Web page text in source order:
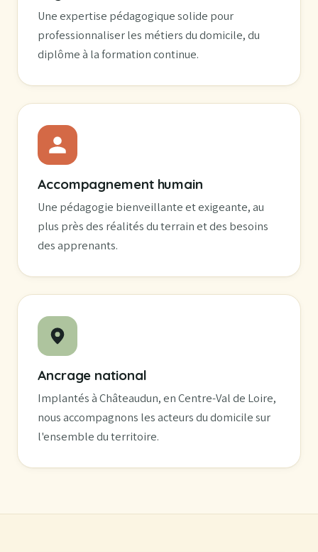
Une expertise pédagogique solide pour
professionnaliser les métiers du domicile, du
diplôme à la formation continue.
Accompagnement humain
Une pédagogie bienveillante et exigeante, au
plus près des réalités du terrain et des besoins
des apprenants.
Ancrage national
Implantés à Châteaudun, en Centre-Val de Loire,
nous accompagnons les acteurs du domicile sur
l'ensemble du territoire.